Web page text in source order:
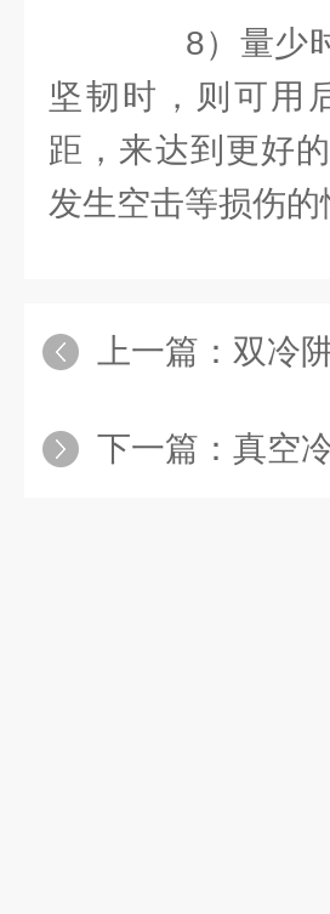
8）量少时
坚韧时，则可用
距，来达到更好
发生空击等损伤的
上一篇： 双冷
下一篇： 真空